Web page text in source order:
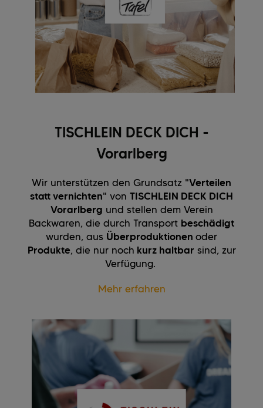
TISCHLEIN DECK DICH -
Vorarlberg
Wir unterstützen den Grundsatz "Verteilen
statt vernichten" von TISCHLEIN DECK DICH
Vorarlberg und stellen dem Verein
Backwaren, die durch Transport beschädigt
wurden, aus Überproduktionen oder
Produkte, die nur noch kurz haltbar sind, zur
Verfügung.
Mehr erfahren